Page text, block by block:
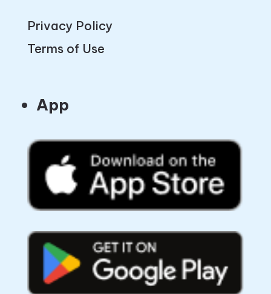
Privacy Policy
Terms of Use
App